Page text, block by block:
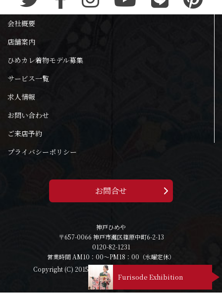
会社概要
店舗案内
ひめカレ着物モデル募集
サービス一覧
求人情報
お問い合わせ
ご来店予約
プライバシーポリシー
お問合せ
神戸ひめや
〒657-0066 神戸市灘区篠原中町6-2-13
0120-82-1231
営業時間 AM10：00～PM18：00（水曜定休）
Copyright (C) 2015 - 2026 himeya All Rights Reserved.
Furisode Exhibition